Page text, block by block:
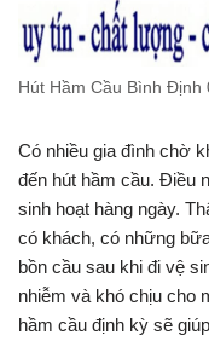
Hút Hầm Cầu Bình Định
Có nhiều gia đình chờ
đến hút hầm cầu. Điều
sinh hoạt hàng ngày.
có khách, có những
bồn cầu sau khi đi vệ
nhiễm và khó chịu cho
hầm cầu định kỳ sẽ